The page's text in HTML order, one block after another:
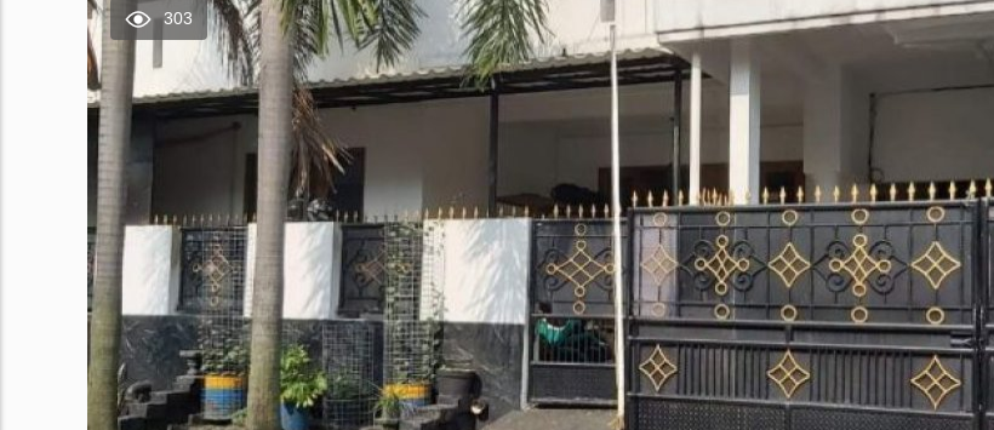
303